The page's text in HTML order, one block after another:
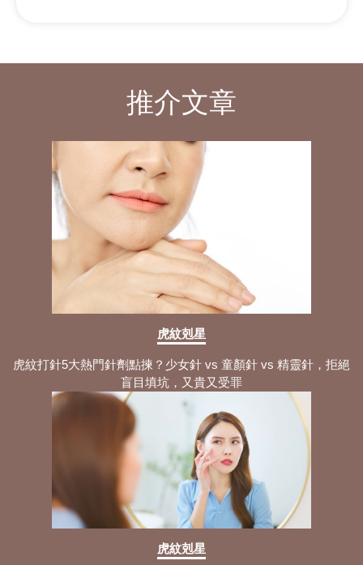
推介文章
虎紋剋星
虎紋打針5大熱門針劑點揀？少女針 vs 童顏針 vs 精靈針，拒絕
盲目填坑，又貴又受罪
虎紋剋星